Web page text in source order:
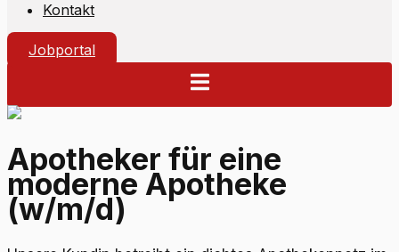
Kontakt
Jobportal
Apotheker für eine
moderne Apotheke
(w/m/d)